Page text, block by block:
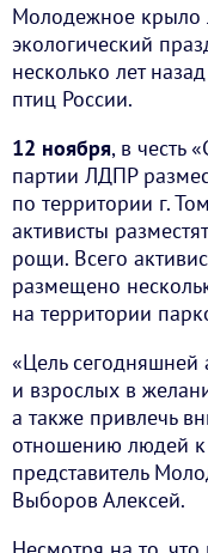
Молодежное
экологический
несколько лет
птиц России.
12 ноября, в честь
партии ЛДПР
по территории г.
активисты
рощи. Всего
размещено
на территории
«Цель сегодняшней
и взрослых в
а также привлечь
отношению людей
представитель
Выборов Алексей.